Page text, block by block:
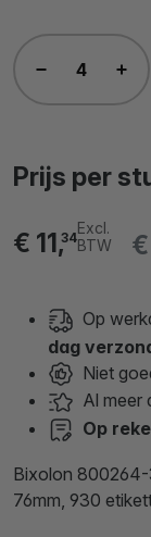
Prijs per
€ 11,34
Excl.
BTW
Op
dag
Niet
Al meer
Op
Bixolon 800264-
76mm, 930